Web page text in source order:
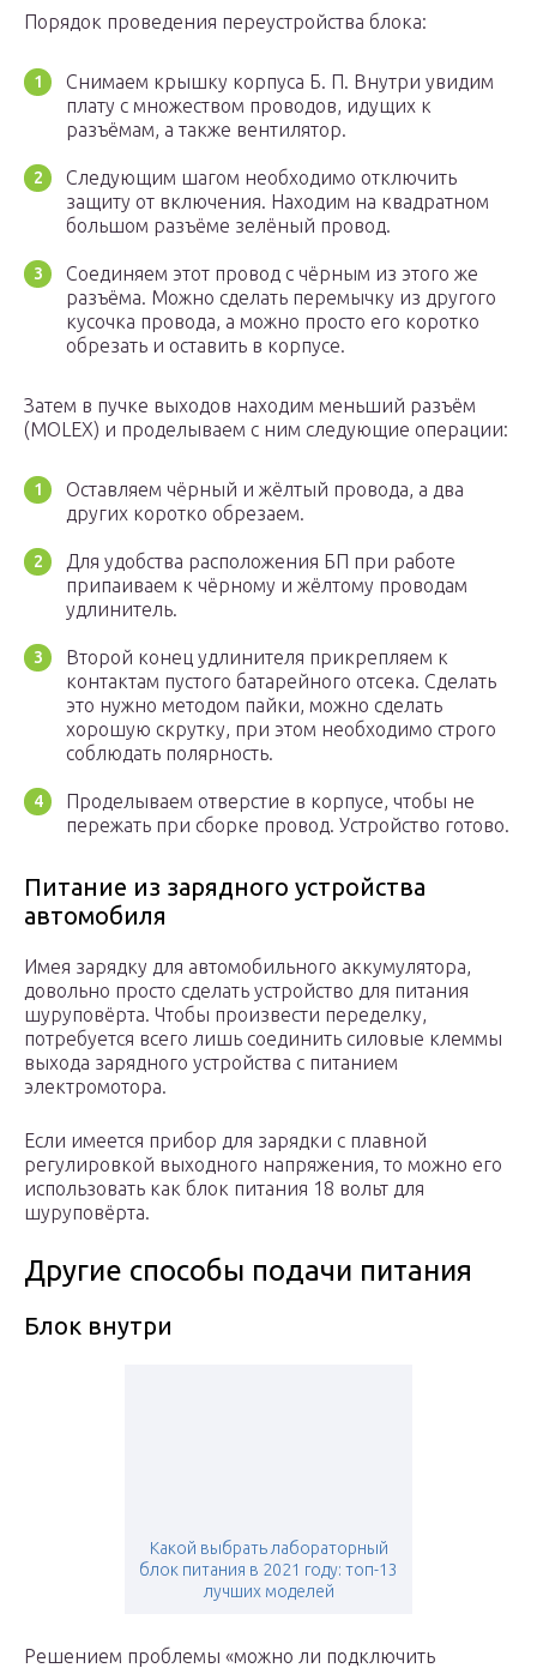
Порядок проведения переустройства блока:
Снимаем крышку корпуса Б. П. Внутри увидим
плату с множеством проводов, идущих к
разъёмам, а также вентилятор.
Следующим шагом необходимо отключить
защиту от включения. Находим на квадратном
большом разъёме зелёный провод.
Соединяем этот провод с чёрным из этого же
разъёма. Можно сделать перемычку из другого
кусочка провода, а можно просто его коротко
обрезать и оставить в корпусе.
Затем в пучке выходов находим меньший разъём
(MOLEX) и проделываем с ним следующие операции:
Оставляем чёрный и жёлтый провода, а два
других коротко обрезаем.
Для удобства расположения БП при работе
припаиваем к чёрному и жёлтому проводам
удлинитель.
Второй конец удлинителя прикрепляем к
контактам пустого батарейного отсека. Сделать
это нужно методом пайки, можно сделать
хорошую скрутку, при этом необходимо строго
соблюдать полярность.
Проделываем отверстие в корпусе, чтобы не
пережать при сборке провод. Устройство готово.
Питание из зарядного устройства
автомобиля
Имея зарядку для автомобильного аккумулятора,
довольно просто сделать устройство для питания
шуруповёрта. Чтобы произвести переделку,
потребуется всего лишь соединить силовые клеммы
выхода зарядного устройства с питанием
электромотора.
Если имеется прибор для зарядки с плавной
регулировкой выходного напряжения, то можно его
использовать как блок питания 18 вольт для
шуруповёрта.
Другие способы подачи питания
Блок внутри
Какой выбрать лабораторный
блок питания в 2021 году: топ-13
лучших моделей
Решением проблемы «можно ли подключить